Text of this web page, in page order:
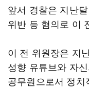
앞서 경찰은 지난
위반 등 혐의로 이
이 전 위원장은 지
성향 유튜브와 자
공무원으로서 정